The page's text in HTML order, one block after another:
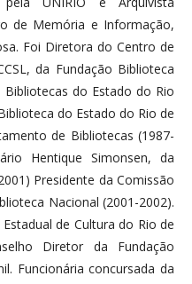
de Memória e Informação,
Foi Diretora do Centro de
da Fundação Biblioteca
Bibliotecas do Estado do Rio
do Estado do Rio de
de Bibliotecas (1987-
Hentique Simonsen, da
Presidente da Comissão
Nacional (2001-2002).
de Cultura do Rio de
Diretor da Fundação
Funcionária concursada da